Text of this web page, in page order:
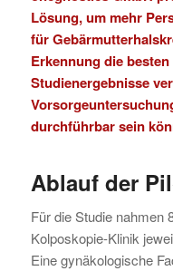
Lösung, um mehr
für
Erkennung die
Studienergebnisse
durchführbar sein
Ablauf der
Für die Studie nahmen
Kolposkopie-Klinik
Eine gynäkologische